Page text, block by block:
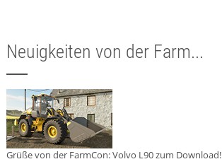
Neuigkeiten von der Farm...
Grüße von der FarmCon: Volvo L90 zum Download!